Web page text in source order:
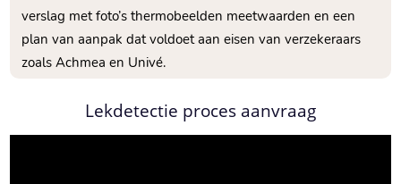
verslag met foto’s thermobeelden meetwaarden en een
plan van aanpak dat voldoet aan eisen van verzekeraars
zoals Achmea en Univé.​
Lekdetectie proces aanvraag